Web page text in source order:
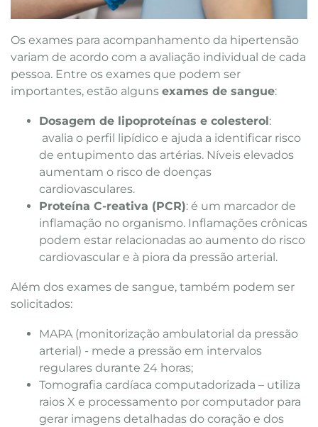
Os exames para acompanhamento da hipertensão
variam de acordo com a avaliação individual de cada
pessoa. Entre os exames que podem ser
importantes, estão alguns exames de sangue:
Dosagem de lipoproteínas e colesterol:
avalia o perfil lipídico e ajuda a identificar risco
de entupimento das artérias. Níveis elevados
aumentam o risco de doenças
cardiovasculares.
Proteína C-reativa (PCR): é um marcador de
inflamação no organismo. Inflamações crônicas
podem estar relacionadas ao aumento do risco
cardiovascular e à piora da pressão arterial.
Além dos exames de sangue, também podem ser
solicitados:
MAPA (monitorização ambulatorial da pressão
arterial) - mede a pressão em intervalos
regulares durante 24 horas;
Tomografia cardíaca computadorizada – utiliza
raios X e processamento por computador para
gerar imagens detalhadas do coração e dos